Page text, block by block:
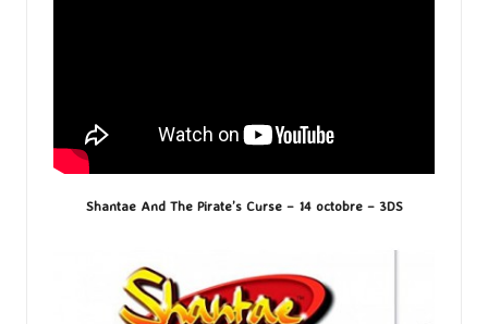
Shantae And The Pirate’s Curse – 14 octobre – 3DS